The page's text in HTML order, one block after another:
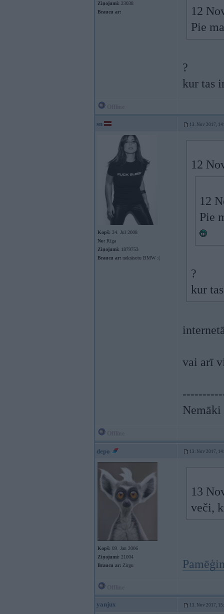
Ziņojumi: 23038
Braucu ar:
12
Pie
?
kur tas
sn 13. Nov 2017,
Kopš: 24. Jul 2008
No: Rīga
Ziņojumi: 1879753
Braucu ar: nekrāsotu BMW :(
12
12
Pie
?
kur
vai arī
depo 13. Nov 2017,
Kopš: 09. Jan 2006
Ziņojumi: 21004
Braucu ar: Zirgu
13
veči,
yanjux 13. Nov 2017,